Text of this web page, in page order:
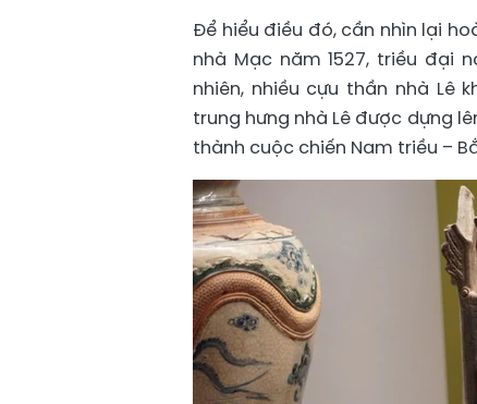
Để hiểu điều đó, cần nhìn lại
nhà Mạc năm 1527, triều đại
nhiên, nhiều cựu thần nhà Lê
trung hưng nhà Lê được dựng
thành cuộc chiến Nam triều –